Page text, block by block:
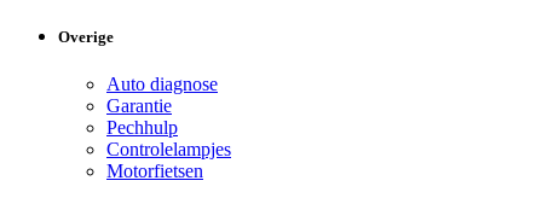
Overige
Auto diagnose
Garantie
Pechhulp
Controlelampjes
Motorfietsen